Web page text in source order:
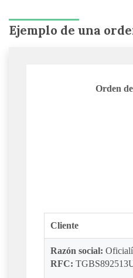
Ejemplo de una
Orden
Cliente
Razón social:
RFC: